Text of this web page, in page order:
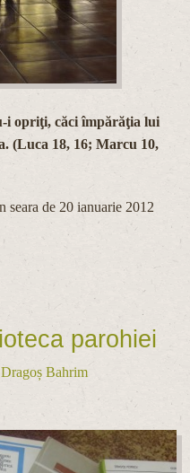
i opriţi, căci împărăţia lui
(Luca 18, 16; Marcu 10,
seara de 20 ianuarie 2012
parohiei
Bahrim